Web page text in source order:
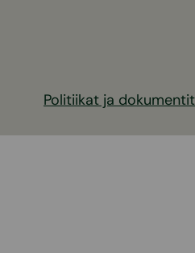
Politiikat ja dokumentit